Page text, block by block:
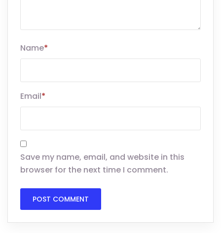
Name*
Email*
Save my name, email, and website in this
browser for the next time I comment.